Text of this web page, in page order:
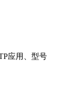
应用、型号